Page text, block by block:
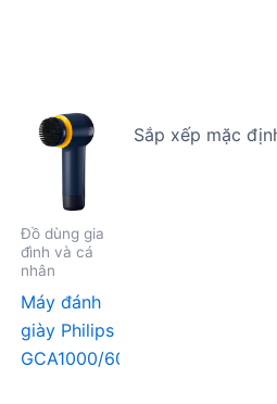
Đồ dùng gia
đình và cá
nhân
Máy đánh
giày Philips
GCA1000/60